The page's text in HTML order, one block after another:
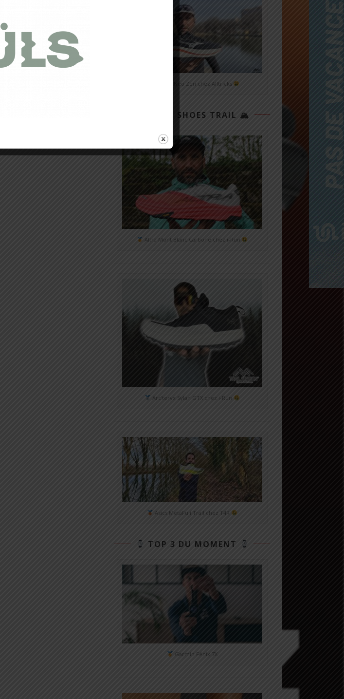
Mizuno Neo Zen chez Alltricks
TOP 3 SHOES TRAIL 🏔
Altra Mont Blanc Carbone chez i-Run
Arc'teryx Sylan GTX chez i-Run
Asics MetaFuji Trail chez T4R
TOP 3 DU MOMENT
Garmin Fénix 7X